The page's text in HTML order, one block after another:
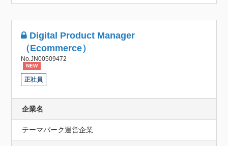
Digital Product Manager
（Ecommerce）
No.JN00509472
NEW
正社員
企業名
テーマパーク運営企業